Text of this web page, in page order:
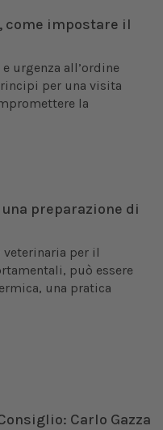
come impostare il
urgenza all’ordine
per una visita
la
preparazione di
veterinaria per il
può essere
una pratica
Carlo Gazza